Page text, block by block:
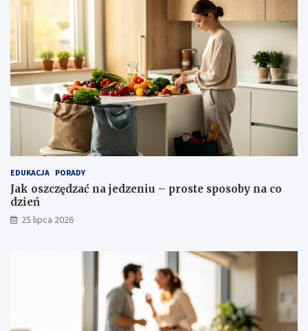
EDUKACJA PORADY
Jak oszczędzać na jedzeniu – proste sposoby na co
dzień
25 lipca 2026